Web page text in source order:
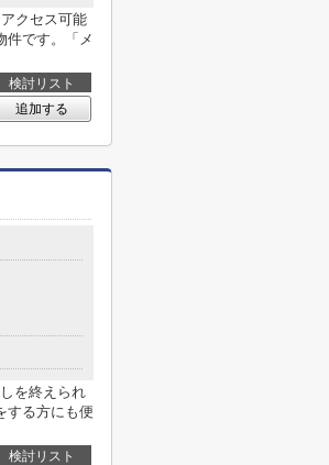
クセス可能
件です。「メ
検討リスト
追加する
を終えられ
する方にも便
検討リスト